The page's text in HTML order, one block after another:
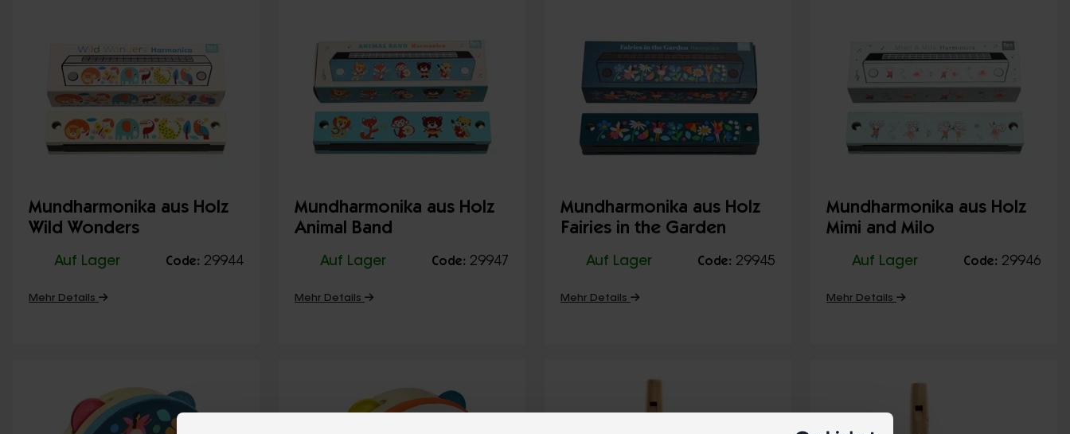
Mundharmonika aus Holz
Wild Wonders
Auf Lager Code: 29944
Mehr Details
Mundharmonika aus Holz
Animal Band
Auf Lager Code: 29947
Mehr Details
Mundharmonika aus Holz
Fairies in the Garden
Auf Lager Code: 29945
Mehr Details
Mundharmonika aus Holz
Mimi and Milo
Auf Lager Code: 29946
Mehr Details